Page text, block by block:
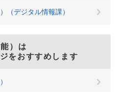
（デジタル情報課）
）は
をおすすめします